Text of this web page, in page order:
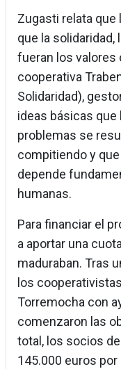
Zugasti relata
que la solidaridad,
fueran los valores
cooperativa
Solidaridad),
ideas básicas que
problemas se
compitiendo y
depende
humanas.
Para financiar el
a aportar una
maduraban. Tras
los
Torremocha con
comenzaron las
total, los socios
145.000 euros